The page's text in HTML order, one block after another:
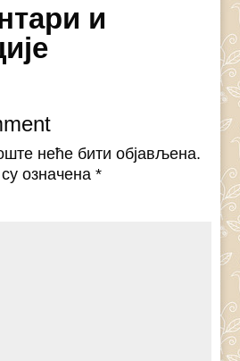
и
неће бити објављена.
означена*